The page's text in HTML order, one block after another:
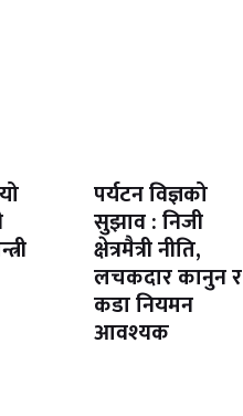
पर्यटन विज्ञको
सुझाव : निजी
क्षेत्रमैत्री नीति,
लचकदार कानुन र
कडा नियमन
आवश्यक